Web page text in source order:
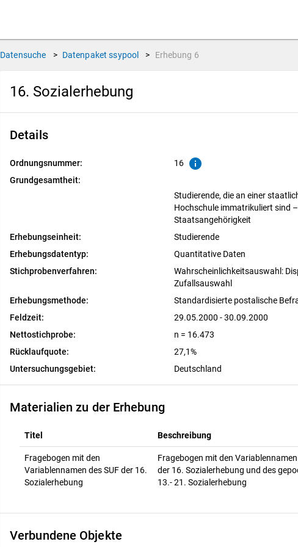
Datensuche > Datenpaket ssypool > Erhebung 6
16. Sozialerhebung
Details
Ordnungsnummer: 16 info
Grundgesamtheit:
Studierende, die an einer
Hochschule immatrikuliert sind
Staatsangehörigkeit
Erhebungseinheit:
Studierende
Erhebungsdatentyp:
Quantitative Daten
Stichprobenverfahren:
Wahrscheinlichkeitsauswahl:
Zufallsauswahl
Erhebungsmethode:
Standardisierte postalische
Feldzeit:
29.05.2000 - 30.09.2000
Nettostichprobe:
n = 16.473
Rücklaufquote:
27,1%
Untersuchungsgebiet:
Deutschland
Materialien zu der Erhebung
Titel Beschreibung
Fragebogen mit den
Variablennamen des SUF der 16.
Sozialerhebung
Fragebogen mit den Variablennamen
der 16. Sozialerhebung und des
13.- 21. Sozialerhebung
Verbundene Objekte